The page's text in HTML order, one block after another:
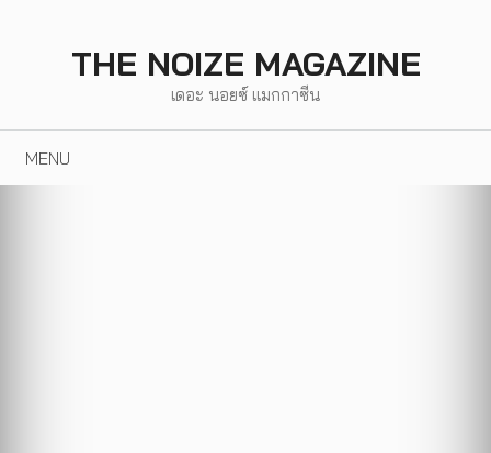
THE NOIZE MAGAZINE
เดอะ นอยซ์ แมกกาซีน
MENU